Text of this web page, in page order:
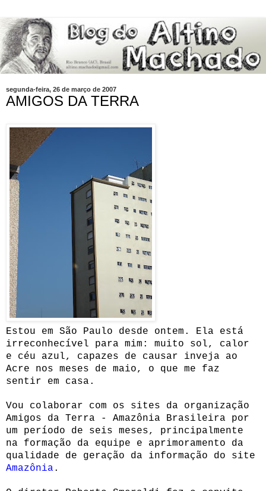
segunda-feira, 26 de março de 2007
AMIGOS DA TERRA
Estou em São Paulo desde ontem. Ela está
irreconhecível para mim: muito sol, calor
e céu azul, capazes de causar inveja ao
Acre nos meses de maio, o que me faz
sentir em casa.
Vou colaborar com os sites da organização
Amigos da Terra - Amazônia Brasileira por
um período de seis meses, principalmente
na formação da equipe e aprimoramento da
qualidade de geração da informação do site
Amazônia .